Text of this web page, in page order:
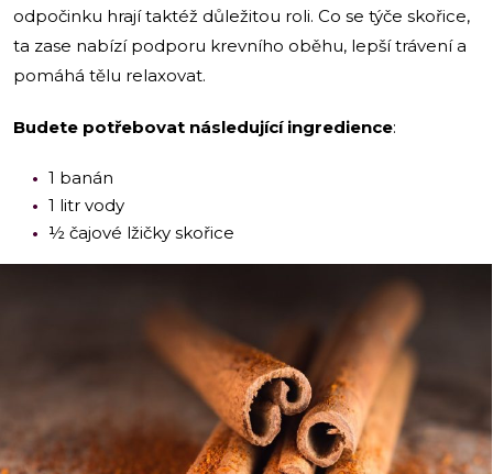
odpočinku hrají taktéž důležitou roli. Co se týče skořice,
ta zase nabízí podporu krevního oběhu, lepší trávení a
pomáhá tělu relaxovat.
Budete potřebovat následující ingredience:
1 banán
1 litr vody
½ čajové lžičky skořice